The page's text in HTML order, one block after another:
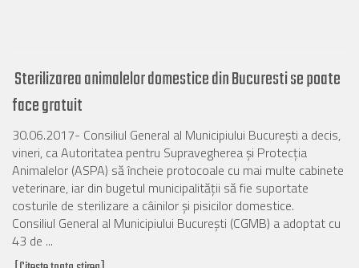
Sterilizarea animalelor domestice din Bucuresti se poate
face gratuit
30.06.2017- Consiliul General al Municipiului Bucureşti a decis,
vineri, ca Autoritatea pentru Supravegherea şi Protecţia
Animalelor (ASPA) să încheie protocoale cu mai multe cabinete
veterinare, iar din bugetul municipalităţii să fie suportate
costurile de sterilizare a câinilor şi pisicilor domestice.
Consiliul General al Municipiului Bucureşti (CGMB) a adoptat cu
43 de ...